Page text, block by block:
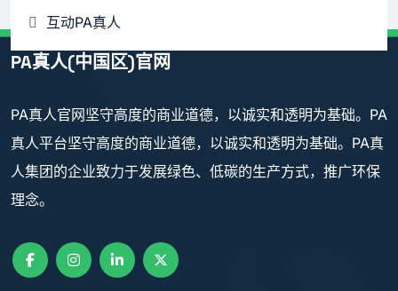
互动PA真人
PA真人(中国区)官网
PA真人官网坚守高度的商业道德，以诚实和透明为基础。PA
真人平台坚守高度的商业道德，以诚实和透明为基础。PA真
人集团的企业致力于发展绿色、低碳的生产方式，推广环保
理念。